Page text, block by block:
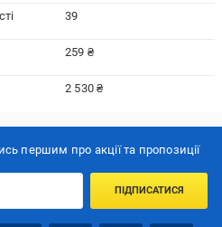
39
259 ₴
2 530 ₴
першим про акції та пропозиції
ПІДПИСАТИСЯ